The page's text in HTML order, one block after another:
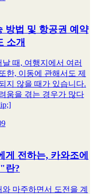
방법 및 항공권 예약
소개
때, 여행지에서 여러
한, 이동에 관해서도 제
지 않을 때가 있습니다.
움을 겪는 경우가 많다
전하는, 카와조에
란?
마주하면서 도전을 계